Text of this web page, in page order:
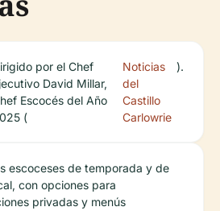
por el Chef
David Millar,
Escocés del Año
(
Noticias
del
Castillo
Carlowrie
).
escoceses de temporada y de
con opciones para
privadas y menús